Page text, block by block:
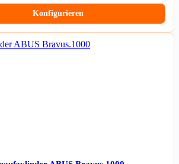
Konfigurieren